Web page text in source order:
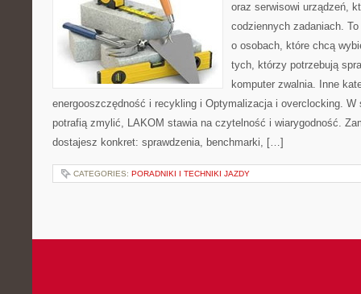
oraz serwisowi urządzeń,
codziennych zadaniach.
o osobach, które chcą
tych, którzy potrzebują
komputer zwalnia. Inne
energooszczędność i recykling i Optymalizacja i overclocking. W
potrafią zmylić, LAKOM stawia na czytelność i wiarygodność.
dostajesz konkret: sprawdzenia, benchmarki, […]
CATEGORIES: PORADNIKI I TECHNIKI JAZDY